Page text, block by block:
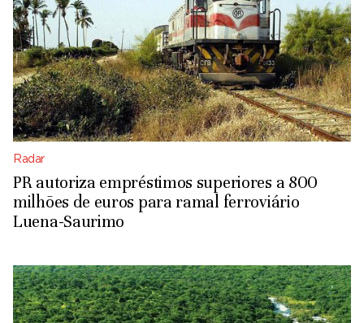
Radar
PR autoriza empréstimos superiores a 800
milhões de euros para ramal ferroviário
Luena-Saurimo